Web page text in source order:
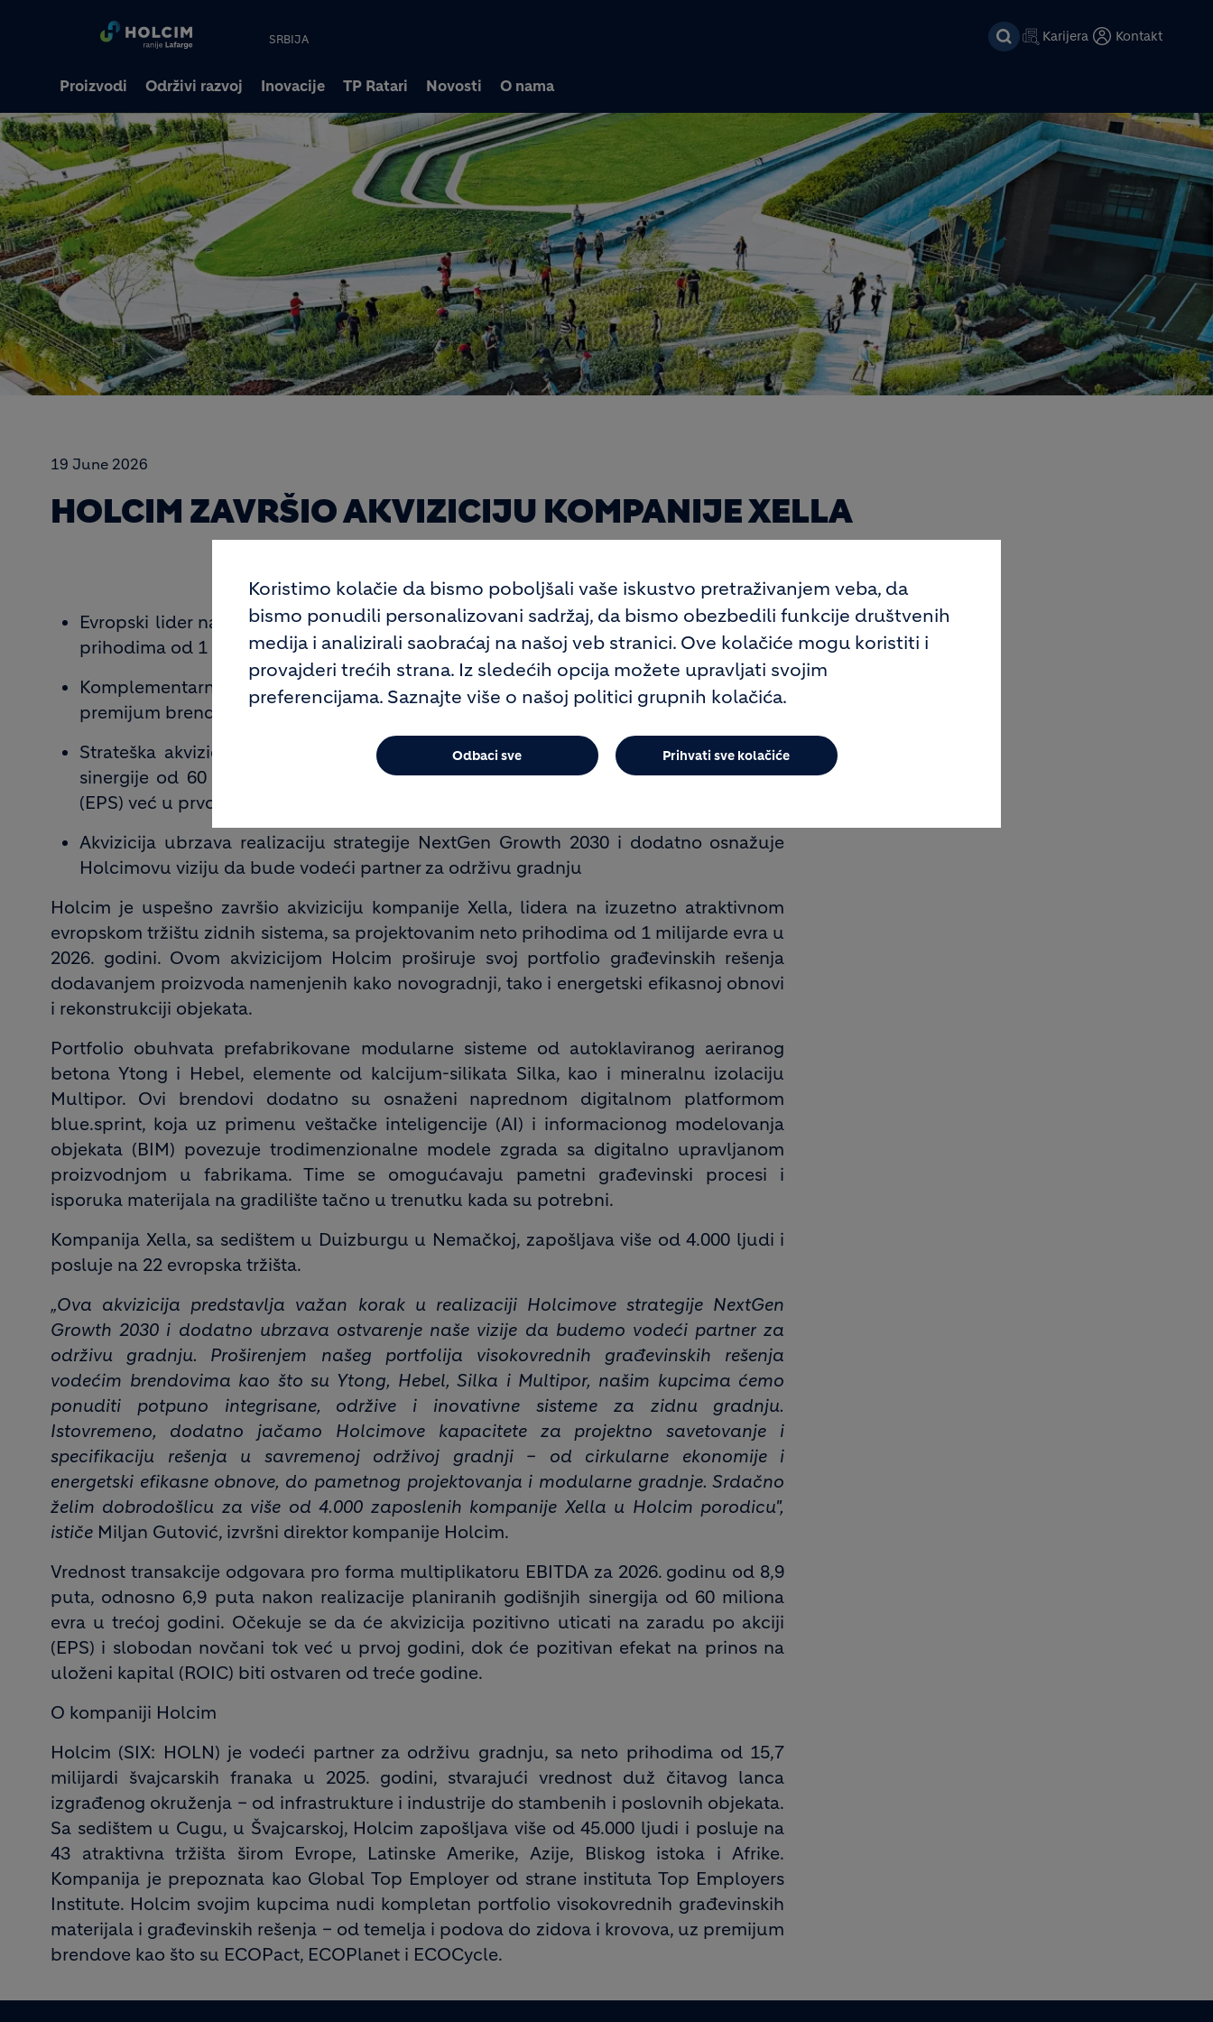
SRBIJA Karijera Kontakt
Proizvodi Održivi razvoj Inovacije TP Ratari Novosti O nama
19 June 2026
HOLCIM ZAVRŠIO AKVIZICIJU KOMPANIJE XELLA
Evropski lider na izuzetno atraktivnom tržištu zidnih sistema, sa projektovanim neto
prihodima od 1 milijarde evra u 2026. godini
Komplementarna ponuda građevinskih rešenja za Holcim, zasnovana na vodećim
premijum brendovima Ytong, Hebel, Silka i Multipor
Strateška akvizicija koja donosi dodatnu vrednost, uz očekivane godišnje EBITDA
sinergije od 60 miliona evra od treće godine i pozitivan doprinos zaradi po akciji
(EPS) već u prvoj godini
Akvizicija ubrzava realizaciju strategije NextGen Growth 2030 i dodatno osnažuje
Holcimovu viziju da bude vodeći partner za održivu gradnju
Holcim je uspešno završio akviziciju kompanije Xella, lidera na izuzetno atraktivnom
evropskom tržištu zidnih sistema, sa projektovanim neto prihodima od 1 milijarde evra u
2026. godini. Ovom akvizicijom Holcim proširuje svoj portfolio građevinskih rešenja
dodavanjem proizvoda namenjenih kako novogradnji, tako i energetski efikasnoj obnovi
i rekonstrukciji objekata.
Portfolio obuhvata prefabrikovane modularne sisteme od autoklaviranog aeriranog
betona Ytong i Hebel, elemente od kalcijum-silikata Silka, kao i mineralnu izolaciju
Multipor. Ovi brendovi dodatno su osnaženi naprednom digitalnom platformom
blue.sprint, koja uz primenu veštačke inteligencije (AI) i informacionog modelovanja
objekata (BIM) povezuje trodimenzionalne modele zgrada sa digitalno upravljanom
proizvodnjom u fabrikama. Time se omogućavaju pametni građevinski procesi i
isporuka materijala na gradilište tačno u trenutku kada su potrebni.
Kompanija Xella, sa sedištem u Duizburgu u Nemačkoj, zapošljava više od 4.000 ljudi i
posluje na 22 evropska tržišta.
„Ova akvizicija predstavlja važan korak u realizaciji Holcimove strategije NextGen
Growth 2030 i dodatno ubrzava ostvarenje naše vizije da budemo vodeći partner za
održivu gradnju. Proširenjem našeg portfolija visokovrednih građevinskih rešenja
vodećim brendovima kao što su Ytong, Hebel, Silka i Multipor, našim kupcima ćemo
ponuditi potpuno integrisane, održive i inovativne sisteme za zidnu gradnju.
Istovremeno, dodatno jačamo Holcimove kapacitete za projektno savetovanje i
specifikaciju rešenja u savremenoj održivoj gradnji – od cirkularne ekonomije i
energetski efikasne obnove, do pametnog projektovanja i modularne gradnje. Srdačno
želim dobrodošlicu za više od 4.000 zaposlenih kompanije Xella u Holcim porodicu",
ističe Miljan Gutović, izvršni direktor kompanije Holcim.
Vrednost transakcije odgovara pro forma multiplikatoru EBITDA za 2026. godinu od 8,9
puta, odnosno 6,9 puta nakon realizacije planiranih godišnjih sinergija od 60 miliona
evra u trećoj godini. Očekuje se da će akvizicija pozitivno uticati na zaradu po akciji
(EPS) i slobodan novčani tok već u prvoj godini, dok će pozitivan efekat na prinos na
uloženi kapital (ROIC) biti ostvaren od treće godine.
O kompaniji Holcim
Holcim (SIX: HOLN) je vodeći partner za održivu gradnju, sa neto prihodima od 15,7
milijardi švajcarskih franaka u 2025. godini, stvarajući vrednost duž čitavog lanca
izgrađenog okruženja – od infrastrukture i industrije do stambenih i poslovnih objekata.
Sa sedištem u Cugu, u Švajcarskoj, Holcim zapošljava više od 45.000 ljudi i posluje na
43 atraktivna tržišta širom Evrope, Latinske Amerike, Azije, Bliskog istoka i Afrike.
Kompanija je prepoznata kao Global Top Employer od strane instituta Top Employers
Institute. Holcim svojim kupcima nudi kompletan portfolio visokovrednih građevinskih
materijala i građevinskih rešenja – od temelja i podova do zidova i krovova, uz premijum
brendove kao što su ECOPact, ECOPlanet i ECOCycle.
Koristimo kolačie da bismo poboljšali vaše iskustvo pretraživanjem veba, da
bismo ponudili personalizovani sadržaj, da bismo obezbedili funkcije društvenih
medija i analizirali saobraćaj na našoj veb stranici. Ove kolačiće mogu koristiti i
provajderi trećih strana. Iz sledećih opcija možete upravljati svojim
preferencijama. Saznajte više o našoj politici grupnih kolačića.
Prihvati sve kolačiće
Odbaci sve